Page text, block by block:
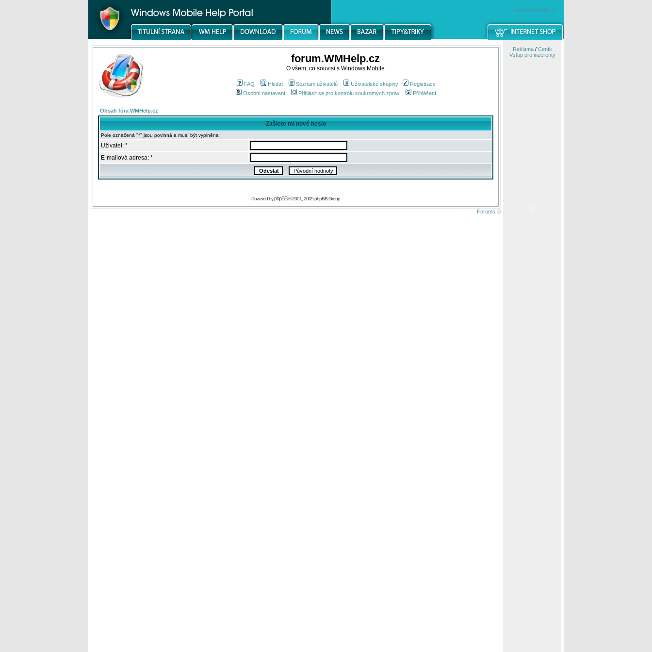
windowsmobile.cz
forum.WMHelp.cz
O všem, co souvisí s Windows Mobile
FAQ Hledat Seznam uživatelů Uživatelské skupiny
Registrace
Osobní nastavení
Přihlásit se pro kontrolu soukromých zpráv Přihlášení
Obsah fóra WMHelp.cz
Zašlete mi nové heslo
Pole označená "*" jsou povinná a musí být vyplněna
Uživatel: *
E-mailová adresa: *
Powered byphpBB© 2001, 2005 phpBB Group
Forums ©
Reklama/ Ceník
Vstup pro inzerenty